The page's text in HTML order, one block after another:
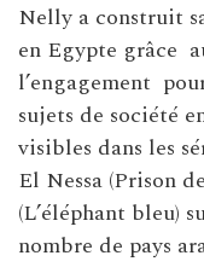
Nelly a construit
en Egypte grâce
l’engagement
sujets de société
visibles dans les
El Nessa (Prison
(L’éléphant bleu)
nombre de pays